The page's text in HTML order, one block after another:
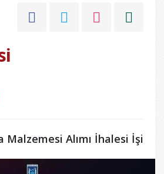
Malzemesi Alımı İhalesi İşi